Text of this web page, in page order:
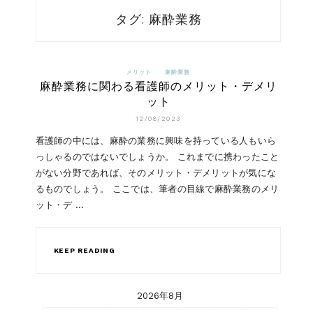
タグ: 麻酔業務
メリット 麻酔業務
麻酔業務に関わる看護師のメリット・デメリ
ット
12/08/2023
看護師の中には、麻酔の業務に興味を持っている人もいら
っしゃるのではないでしょうか。 これまでに携わったこと
がない分野であれば、そのメリット・デメリットが気にな
るものでしょう。 ここでは、筆者の目線で麻酔業務のメリ
ット・デ …
KEEP READING
2026年8月